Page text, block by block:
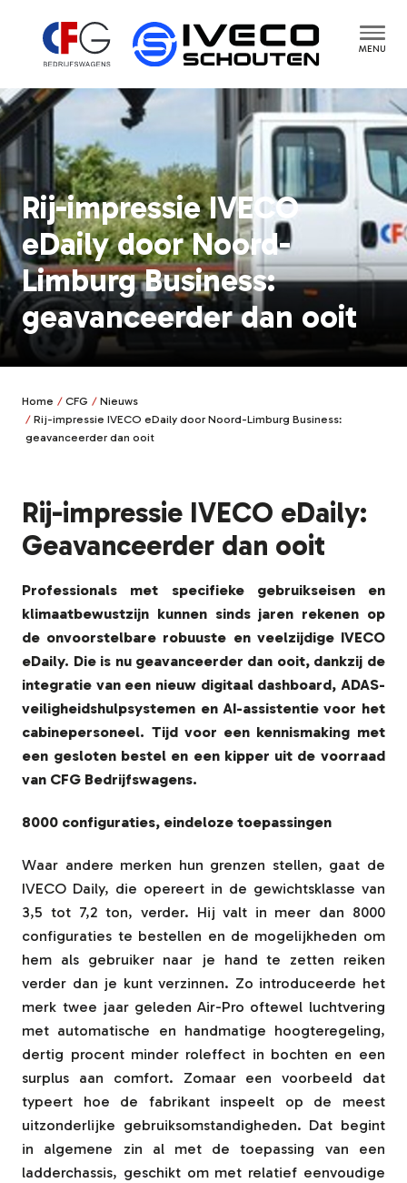
MENU
Rij-impressie IVECO
eDaily door Noord-
Limburg Business:
geavanceerder dan ooit
Home CFG
Nieuws
Rij-impressie IVECO eDaily door Noord-Limburg Business:
geavanceerder dan ooit
Rij-impressie IVECO eDaily:
Geavanceerder dan ooit
Professionals met specifieke gebruikseisen en
klimaatbewustzijn kunnen sinds jaren rekenen op
de onvoorstelbare robuuste en veelzijdige IVECO
eDaily. Die is nu geavanceerder dan ooit, dankzij de
integratie van een nieuw digitaal dashboard, ADAS-
veiligheidshulpsystemen en AI-assistentie voor het
cabinepersoneel. Tijd voor een kennismaking met
een gesloten bestel en een kipper uit de voorraad
van CFG Bedrijfswagens.
8000 configuraties, eindeloze toepassingen
Waar andere merken hun grenzen stellen, gaat de
IVECO Daily, die opereert in de gewichtsklasse van
3,5 tot 7,2 ton, verder. Hij valt in meer dan 8000
configuraties te bestellen en de mogelijkheden om
hem als gebruiker naar je hand te zetten reiken
verder dan je kunt verzinnen. Zo introduceerde het
merk twee jaar geleden Air-Pro oftewel luchtvering
met automatische en handmatige hoogteregeling,
dertig procent minder roleffect in bochten en een
surplus aan comfort. Zomaar een voorbeeld dat
typeert hoe de fabrikant inspeelt op de meest
uitzonderlijke gebruiksomstandigheden. Dat begint
in algemene zin al met de toepassing van een
ladderchassis, geschikt om met relatief eenvoudige